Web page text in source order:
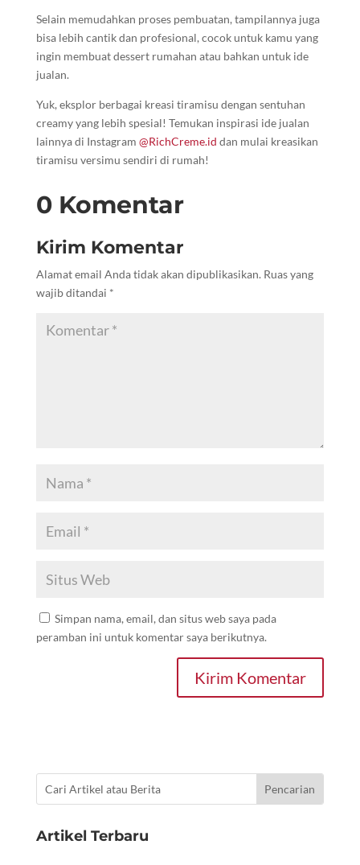
Selain memudahkan proses pembuatan, tampilannya juga
bisa lebih cantik dan profesional, cocok untuk kamu yang
ingin membuat dessert rumahan atau bahkan untuk ide
jualan.
Yuk, eksplor berbagai kreasi tiramisu dengan sentuhan
creamy yang lebih spesial! Temukan inspirasi ide jualan
lainnya di Instagram @RichCreme.id dan mulai kreasikan
tiramisu versimu sendiri di rumah!
0 Komentar
Kirim Komentar
Alamat email Anda tidak akan dipublikasikan. Ruas yang
wajib ditandai *
Simpan nama, email, dan situs web saya pada
peramban ini untuk komentar saya berikutnya.
Kirim Komentar
Artikel Terbaru